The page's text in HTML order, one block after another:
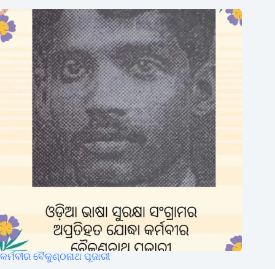
କର୍ମବୀର ବୈକୁଣ୍ଠନାଥ ପୂଜାରୀ